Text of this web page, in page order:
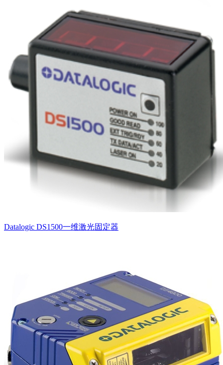
Datalogic DS1500一维激光固定器